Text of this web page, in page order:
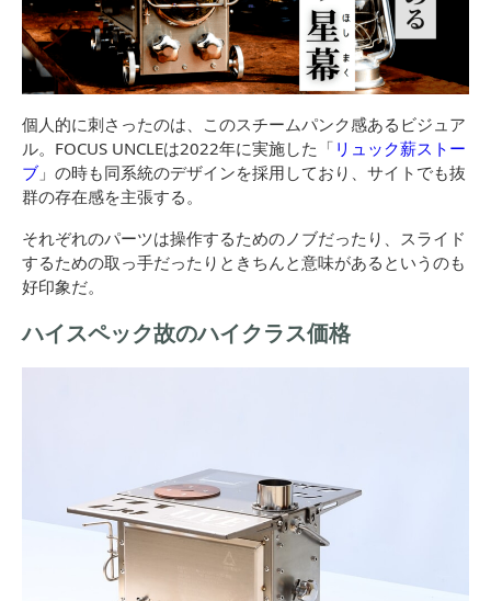
個人的に刺さったのは、このスチームパンク感あるビジュア
ル。 FOCUS UNCLEは2022年に実施した「 リュック薪ストー
ブ 」の時も同系統のデザインを採用しており、サイトでも抜
群の存在感を主張する。
それぞれのパーツは操作するためのノブだったり、スライド
するための取っ手だったりときちんと意味があるというのも
好印象だ。
ハイスペック故のハイクラス価格